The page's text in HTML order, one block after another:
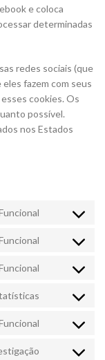
e coloca
determinadas
redes sociais (que
fazem com seus
cookies. Os
possível.
nos Estados